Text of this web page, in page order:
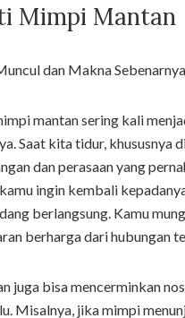
Mimpi Mantan
mantan sering kali
Saat kita tidur, khususnya
dan perasaan yang
ingin kembali
berlangsung. Kamu
berharga dari hubungan
juga bisa mencerminkan
Misalnya, jika mimpi